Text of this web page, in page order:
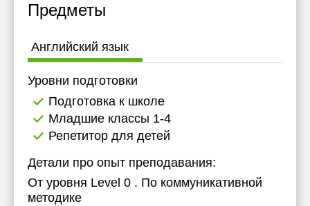
Предметы
Английский язык
Уровни подготовки
Подготовка к школе
Младшие классы 1-4
Репетитор для детей
Детали про опыт преподавания:
От уровня Level 0 . По коммуникативной
методике